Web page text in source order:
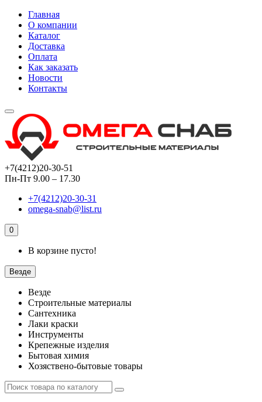
Главная
О компании
Каталог
Доставка
Оплата
Как заказать
Новости
Контакты
+7(4212)20-30-51
Пн-Пт 9.00 – 17.30
+7(4212)20-30-31
omega-snab@list.ru
0
В корзине пусто!
Везде
Везде
Строительные материалы
Сантехника
Лаки краски
Инструменты
Крепежные изделия
Бытовая химия
Хозяствено-бытовые товары